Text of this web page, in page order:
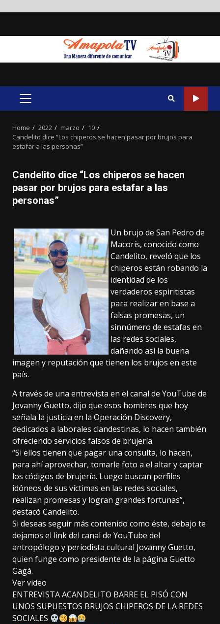
PRIMARY
Home 2022 marzo
10
Candelito dice “Los chiperos se hacen pasar por brujos para
estafar a las personas”
Candelito dice “Los chiperos se hacen
pasar por brujos para estafar a las
personas”
Un brujo de San Pedro de
Macorís, conocido como
Candelito, reveló que los
chiperos están robando la
identidad de los
verdaderos espiritistas
para realizar en base a
falsas promesas, un
sinnúmero de estafas en
las redes sociales,
dañando así la buena
imagen y reputación que tienen los brujos en este
país.
A través de una entrevista en el canal de YouTube de
Jovanny Guetto, dijo que esos hombres que hoy
señala la justicia en la Operación Discovery,
dedicados a laborales clandestinas, lo hacen también
ofreciendo servicios falsos de brujería.
“Si ellos tienen que pagar una consulta, lo hacen,
para ahí aprovechar, tomarle foto a el altar y captar
los códigos de brujería. Luego buscan perfiles
idóneos de sus víctimas en las redes sociales,
realizan promesas y logran grandes fortunas”,
destacó Candelito.
Si deseas seguir más contenido como éste, debajo te
dejamos el link del canal de YouTube del
antropólogo y periodista cultural Jovanny Guetto,
quien funge como presidente de la página Guetto
Gagá.
Ver video
ENTREVISTA ACANDELITO BARRE EL PISÓ CON
UNOS SUPUESTOS BRUJOS CHIPEROS DE LA REDES
SOCIALES